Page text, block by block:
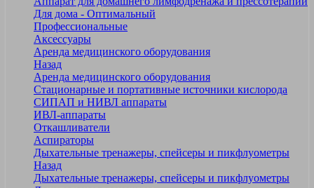
Для дома - Оптимальный
Профессиональные
Аксессуары
Аренда медицинского оборудования
Назад
Аренда медицинского оборудования
Стационарные и портативные источники кислорода
СИПАП и НИВЛ аппараты
ИВЛ-аппараты
Откашливатели
Аспираторы
Дыхательные тренажеры, спейсеры и пикфлуометры
Назад
Дыхательные тренажеры, спейсеры и пикфлуометры